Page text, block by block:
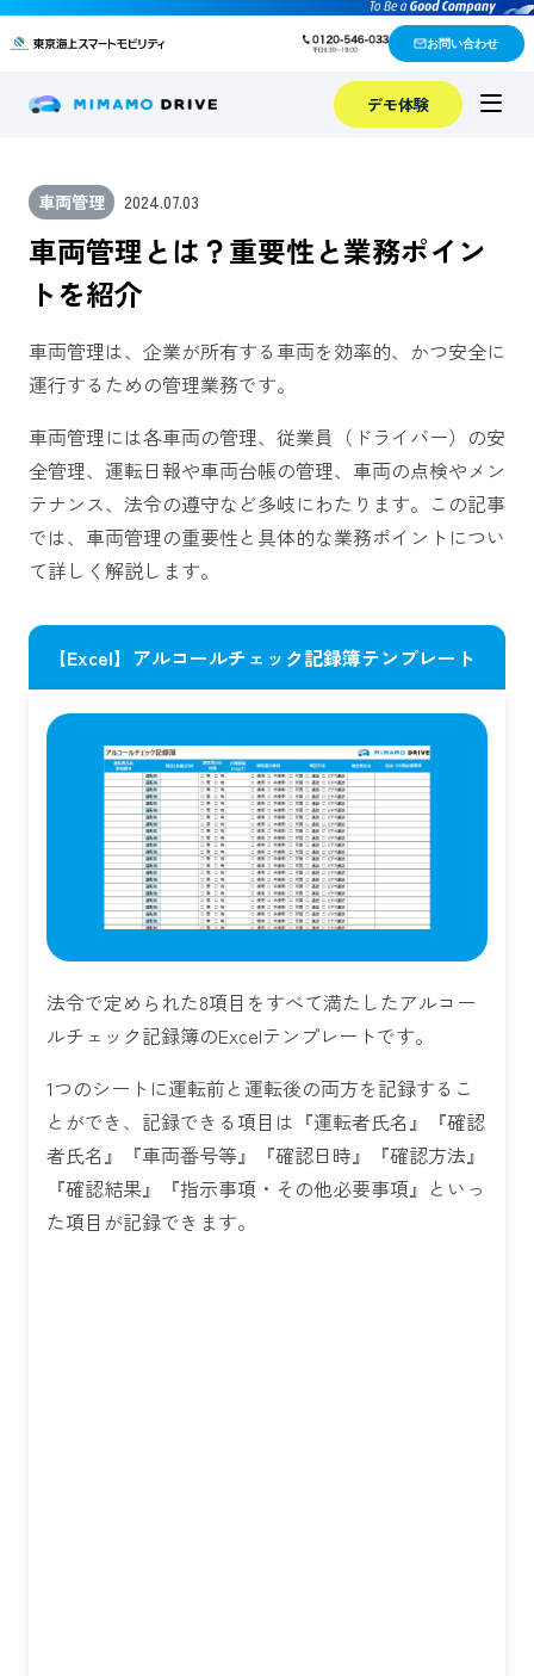
お問い合わせ
デモ体験
車両管理 2024.07.03
車両管理とは？重要性と業務ポイン
トを紹介
車両管理は、企業が所有する車両を効率的、かつ安全に
運行するための管理業務です。
車両管理には各車両の管理、従業員（ドライバー）の安
全管理、運転日報や車両台帳の管理、車両の点検やメン
テナンス、法令の遵守など多岐にわたります。この記事
では、車両管理の重要性と具体的な業務ポイントについ
て詳しく解説します。
【Excel】アルコールチェック記録簿テンプレート
法令で定められた8項目をすべて満たしたアルコー
ルチェック記録簿のExcelテンプレートです。
1つのシートに運転前と運転後の両方を記録するこ
とができ、記録できる項目は『運転者氏名』『確認
者氏名』『車両番号等』『確認日時』『確認方法』
『確認結果』『指示事項・その他必要事項』といっ
た項目が記録できます。